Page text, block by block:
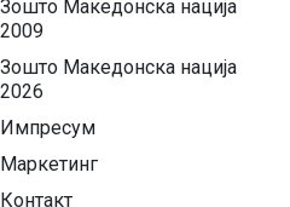
Зошто Македонска нација
2009
Зошто Македонска нација
2026
Импресум
Маркетинг
Контакт